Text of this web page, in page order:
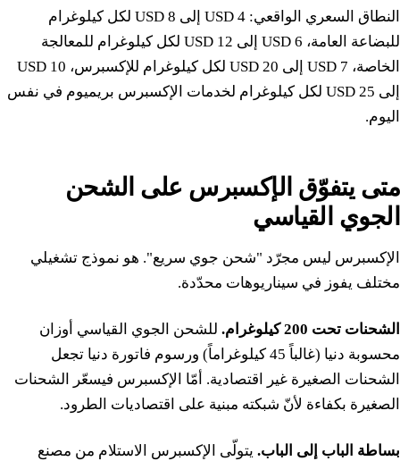
النطاق السعري الواقعي: 4 USD إلى 8 USD لكل كيلوغرام
للبضاعة العامة، 6 USD إلى 12 USD لكل كيلوغرام للمعالجة
الخاصة، 7 USD إلى 20 USD لكل كيلوغرام للإكسبرس، 10 USD
إلى 25 USD لكل كيلوغرام لخدمات الإكسبرس بريميوم في نفس
اليوم.
متى يتفوّق الإكسبرس على الشحن
الجوي القياسي
الإكسبرس ليس مجرّد "شحن جوي سريع". هو نموذج تشغيلي
مختلف يفوز في سيناريوهات محدّدة.
الشحنات تحت 200 كيلوغرام.
للشحن الجوي القياسي أوزان
محسوبة دنيا (غالباً 45 كيلوغراماً) ورسوم فاتورة دنيا تجعل
الشحنات الصغيرة غير اقتصادية. أمّا الإكسبرس فيسعّر الشحنات
الصغيرة بكفاءة لأنّ شبكته مبنية على اقتصاديات الطرود.
بساطة الباب إلى الباب. يتولّى الإكسبرس الاستلام من مصنع